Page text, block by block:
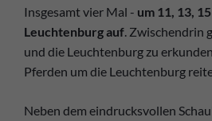
Insgesamt vier Mal - um 11, 13,
Leuchtenburg auf . Zwischendrin
und die Leuchtenburg zu
Pferden um die Leuchtenburg
Neben dem eindrucksvollen